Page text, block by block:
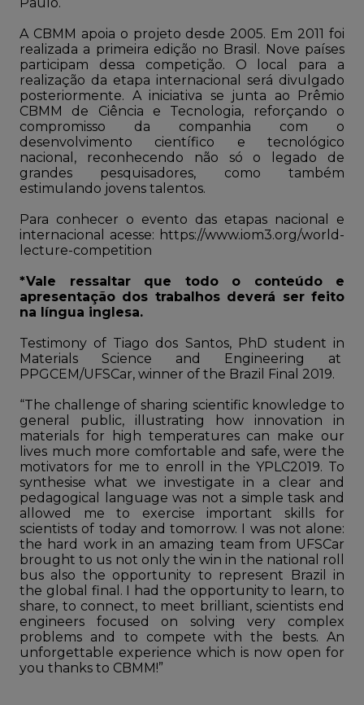
A CBMM apoia o projeto desde 2005. Em 2011 foi
realizada a primeira edição no Brasil. Nove países
participam dessa competição. O local para a
realização da etapa internacional será divulgado
posteriormente. A iniciativa se junta ao Prêmio
CBMM de Ciência e Tecnologia, reforçando o
compromisso da companhia com o
desenvolvimento científico e tecnológico
nacional, reconhecendo não só o legado de
grandes pesquisadores, como também
estimulando jovens talentos.
Para conhecer o evento das etapas nacional e
internacional acesse: https://www.iom3.org/world-
lecture-competition
*Vale ressaltar que todo o conteúdo e
apresentação dos trabalhos deverá ser feito
na língua inglesa.
Testimony of Tiago dos Santos, PhD student in
Materials Science and Engineering at
PPGCEM/UFSCar, winner of the Brazil Final 2019.
“The challenge of sharing scientific knowledge to
general public, illustrating how innovation in
materials for high temperatures can make our
lives much more comfortable and safe, were the
motivators for me to enroll in the YPLC2019. To
synthesise what we investigate in a clear and
pedagogical language was not a simple task and
allowed me to exercise important skills for
scientists of today and tomorrow. I was not alone:
the hard work in an amazing team from UFSCar
brought to us not only the win in the national roll
bus also the opportunity to represent Brazil in
the global final. I had the opportunity to learn, to
share, to connect, to meet brilliant, scientists end
engineers focused on solving very complex
problems and to compete with the bests. An
unforgettable experience which is now open for
you thanks to CBMM!”